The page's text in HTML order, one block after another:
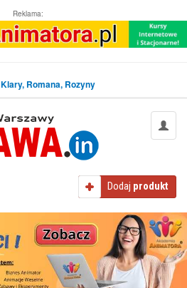
Reklama:
Klary, Romana, Rozyny
Dodaj produkt